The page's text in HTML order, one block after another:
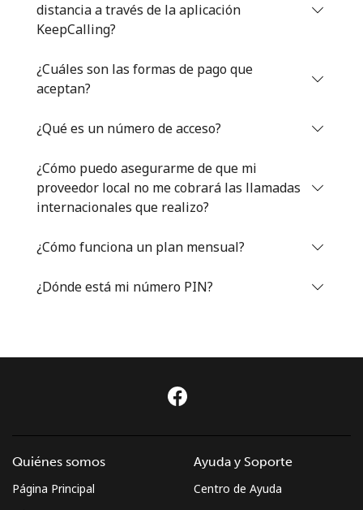
¿Olvidaste tu contraseña? →
Iniciar Sesión
distancia a través de la aplicación
KeepCalling?
¿Cuáles son las formas de pago que
aceptan?
¿Qué es un número de acceso?
¿Cómo puedo asegurarme de que mi
proveedor local no me cobrará las llamadas
internacionales que realizo?
¿Cómo funciona un plan mensual?
¿Dónde está mi número PIN?
Quiénes somos
Página Principal
Ayuda y Soporte
Centro de Ayuda